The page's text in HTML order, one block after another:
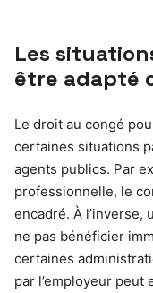
Les
être adapté
Le droit au congé
certaines situations
agents publics. Par
professionnelle, le
encadré. À
ne pas bénéficier
certaines
par l’employeur